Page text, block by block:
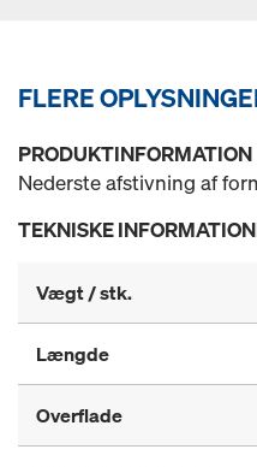
FLERE
PRODUKTINFORMATION
Nederste afstivning af
TEKNISKE
Vægt / stk.
Længde
Overflade